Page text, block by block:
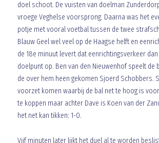
doel schoot. De vuisten van doelman
vroege Veghelse voorsprong. Daarna was het
potje met vooral voetbal tussen de twee
Blauw Geel wel veel op de Haagse helft en
de 18e minuut levert dat eenrichtingsverkeer
doelpunt op. Ben van den Nieuwenhof speelt de
de over hem heen gekomen Sjoerd Schobbers.
voorzet komen waarbij de bal net te hoog is
te koppen maar achter Dave is Koen van der
het net kan tikken: 1-0.
Vijf minuten later lijkt het duel al te worden